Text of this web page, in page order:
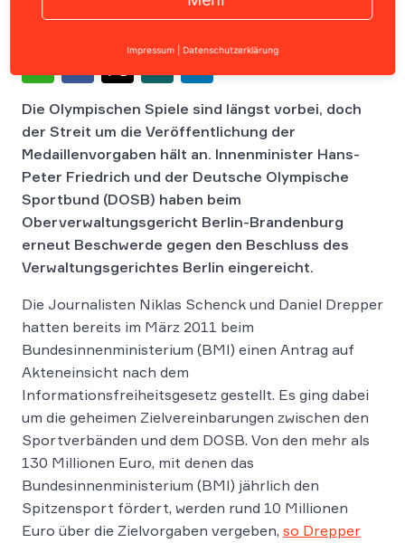
Die Olympischen Spiele sind längst vorbei, doch
der Streit um die Veröffentlichung der
Medaillenvorgaben hält an. Innenminister Hans-
Peter Friedrich und der Deutsche Olympische
Sportbund (DOSB) haben beim
Oberverwaltungsgericht Berlin-Brandenburg
erneut Beschwerde gegen den Beschluss des
Verwaltungsgerichtes Berlin eingereicht.
Die Journalisten Niklas Schenck und Daniel Drepper
hatten bereits im März 2011 beim
Bundesinnenministerium (BMI) einen Antrag auf
Akteneinsicht nach dem
Informationsfreiheitsgesetz gestellt. Es ging dabei
um die geheimen Zielvereinbarungen zwischen den
Sportverbänden und dem DOSB. Von den mehr als
130 Millionen Euro, mit denen das
Bundesinnenministerium (BMI) jährlich den
Spitzensport fördert, werden rund 10 Millionen
Euro über die Zielvorgaben vergeben, so Drepper
Impressum Datenschutzerklärung